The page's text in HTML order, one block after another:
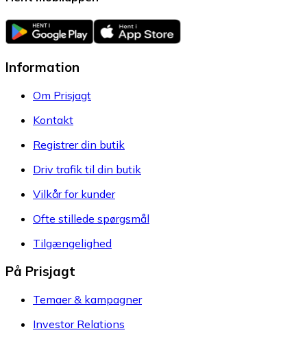
Information
Om Prisjagt
Kontakt
Registrer din butik
Driv trafik til din butik
Vilkår for kunder
Ofte stillede spørgsmål
Tilgængelighed
På Prisjagt
Temaer & kampagner
Investor Relations